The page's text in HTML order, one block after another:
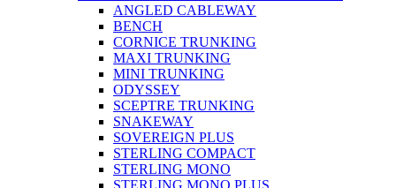
ANGLED CABLEWAY
BENCH
CORNICE TRUNKING
MAXI TRUNKING
MINI TRUNKING
ODYSSEY
SCEPTRE TRUNKING
SNAKEWAY
SOVEREIGN PLUS
STERLING COMPACT
STERLING MONO
STERLING MONO PLUS